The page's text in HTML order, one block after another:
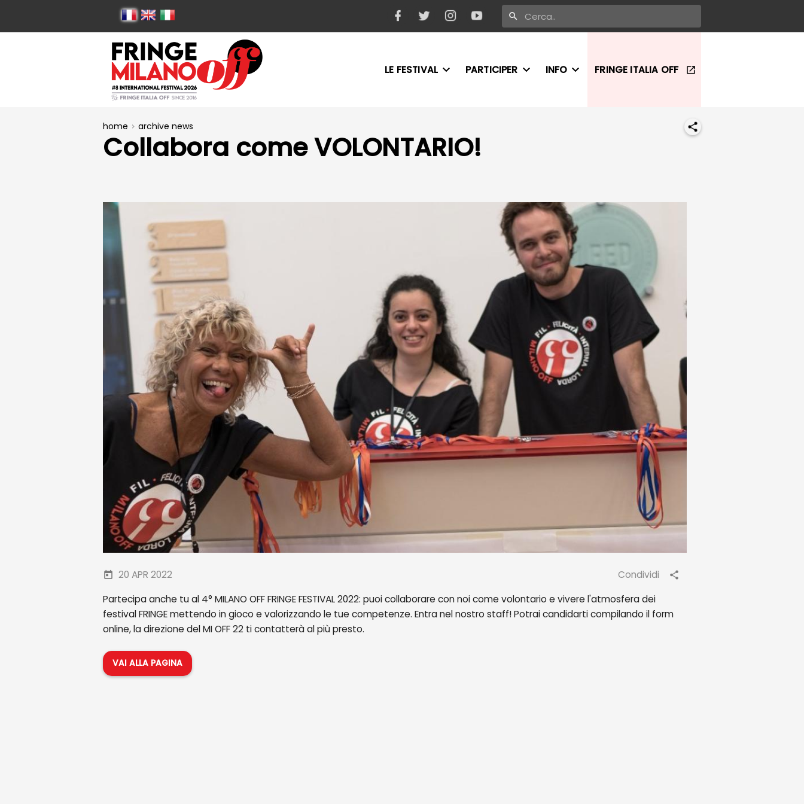
LE FESTIVAL PARTICIPER INFO FRINGE ITALIA OFF
home archive news
Collabora come VOLONTARIO!
20 APR 2022
Condividi
Partecipa anche tu al 4° MILANO OFF FRINGE FESTIVAL 2022: puoi collaborare con noi come volontario e vivere l'atmosfera dei
festival FRINGE mettendo in gioco e valorizzando le tue competenze. Entra nel nostro staff! Potrai candidarti compilando il form
online, la direzione del MI OFF 22 ti contatterà al più presto.
VAI ALLA PAGINA